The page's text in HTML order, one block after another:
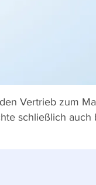
Vertrieb zum
schließlich